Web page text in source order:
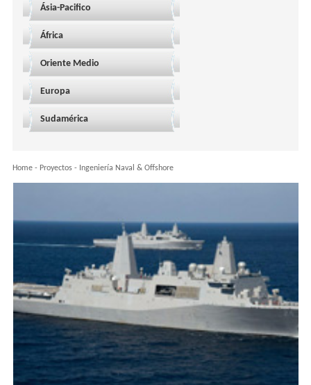
Ásia-Pacifico
África
Oriente Medio
Europa
Sudamérica
Home- Proyectos- Ingeniería Naval & Offshore